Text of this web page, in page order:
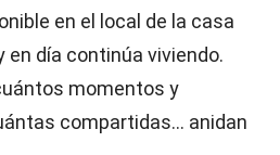
en el local de la casa
en día continúa viviendo.
momentos y
compartidas… anidan